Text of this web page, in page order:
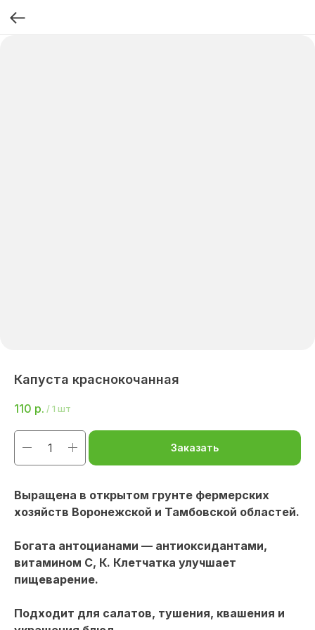
Капуста краснокочанная
110 р. / 1 шт
Заказать
Выращена в открытом грунте фермерских
хозяйств Воронежской и Тамбовской областей.
Богата антоцианами — антиоксидантами,
витамином С, К. Клетчатка улучшает
пищеварение.
Подходит для салатов, тушения, квашения и